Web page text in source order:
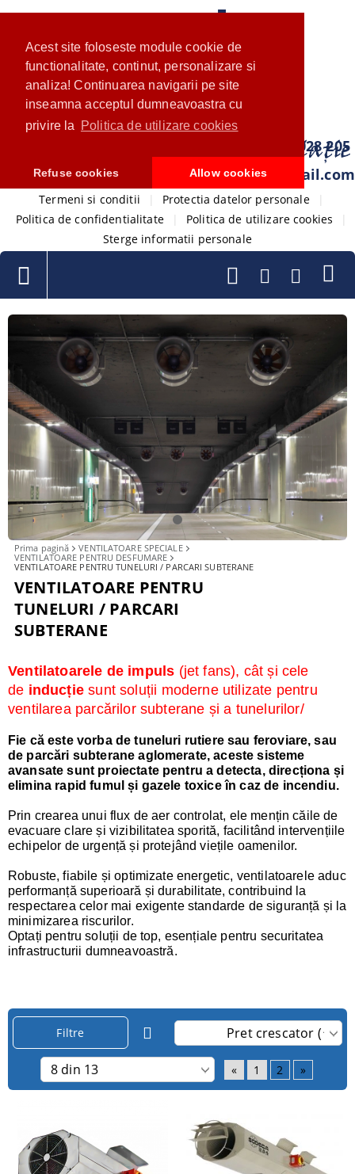
Acest site foloseste module cookie de
functionalitate, continut, personalizare si
analiza! Continuarea navigarii pe site
inseamna acceptul dumneavoastra cu
privire la
Politica de utilizare cookies
Refuse cookies Allow cookies
0733 028 205
com.ventistore@gmail.com
Termeni si conditii Protectia datelor personale
Politica de confidentialitate
Politica de utilizare cookies
Sterge informatii personale
Prima pagină
VENTILATOARE SPECIALE
VENTILATOARE PENTRU DESFUMARE
VENTILATOARE PENTRU TUNELURI / PARCARI SUBTERANE
VENTILATOARE PENTRU
TUNELURI / PARCARI
SUBTERANE
Ventilatoarele de impuls (jet fans), cât și cele
de inducție sunt soluții moderne utilizate pentru
ventilarea parcărilor subterane și a tunelurilor/
Fie că este vorba de tuneluri rutiere sau feroviare, sau
de parcări subterane aglomerate, aceste sisteme
avansate sunt proiectate pentru a detecta, direcționa și
elimina rapid fumul și gazele toxice în caz de incendiu.
Prin crearea unui flux de aer controlat, ele mențin căile de
evacuare clare și vizibilitatea sporită, facilitând intervențiile
echipelor de urgență și protejând viețile oamenilor.
Robuste, fiabile și optimizate energetic, ventilatoarele aduc
performanță superioară și durabilitate, contribuind la
respectarea celor mai exigente standarde de siguranță și la
minimizarea riscurilor.
Optați pentru soluții de top, esențiale pentru securitatea
infrastructurii dumneavoastră.
Filtre
« 1 2 »